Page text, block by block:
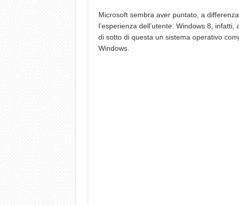
Microsoft sembra aver puntato, a
l’esperienza dell’utente. Windows 8,
di sotto di questa un sistema operativo
Windows.